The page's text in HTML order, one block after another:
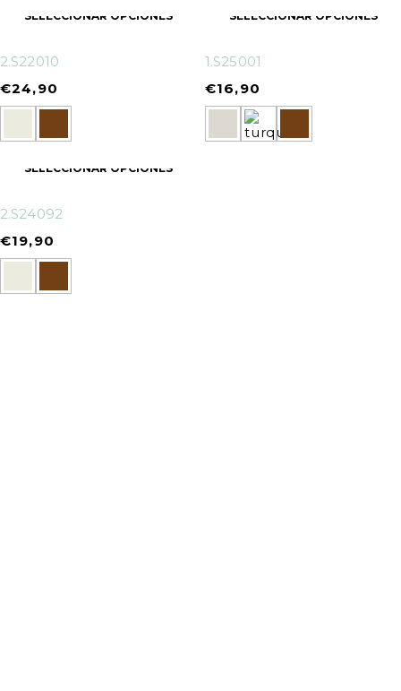
SELECCIONAR OPCIONES
2.S22010
€24,90
SELECCIONAR OPCIONES
1.S25001
€16,90
SELECCIONAR OPCIONES
2.S24092
€19,90